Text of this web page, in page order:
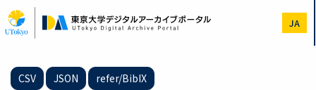
to
main
JA
CSV JSON refer/BibIX